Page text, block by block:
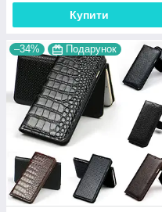
Купити
–34% Подарунок